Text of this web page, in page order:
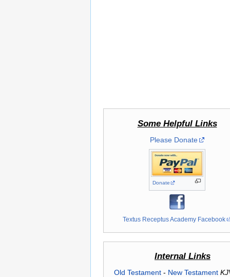
Some Helpful Links
Please Donate
Donate
Textus Receptus Academy Facebook
Internal Links
Old Testament- New Testament